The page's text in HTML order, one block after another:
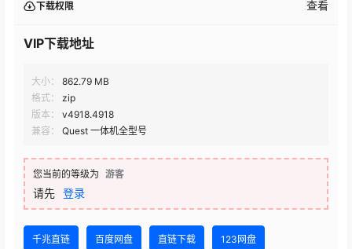
下载权限 查看
VIP下载地址
大小：
862.79 MB
格式：
zip
版本：
v4918.4918
兼容：
Quest 一体机全型号
您当前的等级为 游客
请先 登录
千兆直链 百度网盘 直链下载 123网盘